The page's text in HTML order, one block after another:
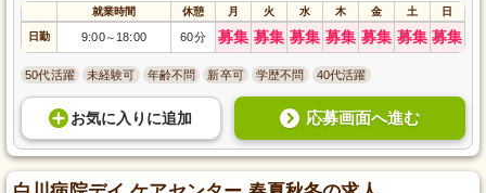
就業時間 休憩 月 火 水 木 金 土 日
日勤 9:00～ 18:00 60分 募集 募集 募集 募集 募集 募集 募集
50代活躍 未経験可 年齢不問 新卒可 学歴不問 40代活躍
お気に入り に追加 応募画面へ進む